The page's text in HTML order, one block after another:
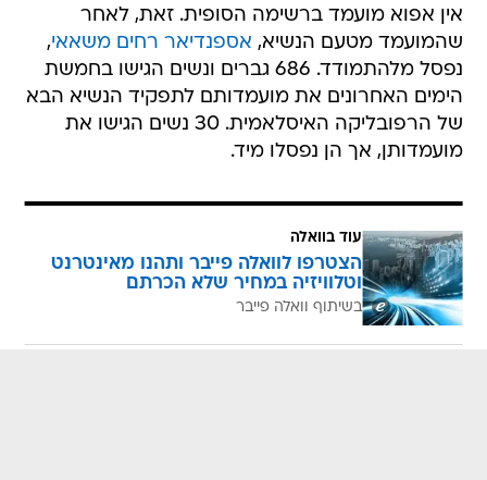
אין אפוא מועמד ברשימה הסופית. זאת, לאחר
שהמועמד מטעם הנשיא, אספנדיאר רחים משאאי,
נפסל מלהתמודד. 686 גברים ונשים הגישו בחמשת
הימים האחרונים את מועמדותם לתפקיד הנשיא הבא
של הרפובליקה האיסלאמית. 30 נשים הגישו את
מועמדותן, אך הן נפסלו מיד.
עוד בוואלה
הצטרפו לוואלה פייבר ותהנו מאינטרנט
וטלוויזיה במחיר שלא הכרתם
בשיתוף וואלה פייבר